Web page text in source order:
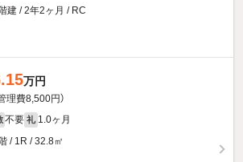
建 / 2年2ヶ月 / RC
万円
管理費8,500円）
不要 礼 1.0ヶ月
/ 1R / 32.8㎡